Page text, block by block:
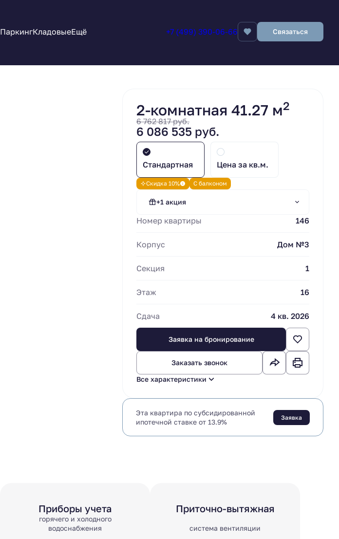
ПаркингКладовыеЕщё +7 (499) 390-06-66 Связаться
2-комнатная 41.27 м2
6 762 817 руб.
6 086 535 руб.
Стандартная Цена за кв.м.
Скидка 10% С балконом
+1 акция
Стандартная ипотека от 13.9%
Субсидирование
ипотечной ставки.
Номер квартиры 146
Корпус Дом №3
Секция 1
Этаж 16
Сдача 4 кв. 2026
Заявка на бронирование
Заказать звонок
Все характеристики
Эта квартира по субсидированной
ипотечной ставке от 13.9%
Заявка
Приборы учета
горячего и холодного
водоснабжения
Приточно-вытяжная
система вентиляции